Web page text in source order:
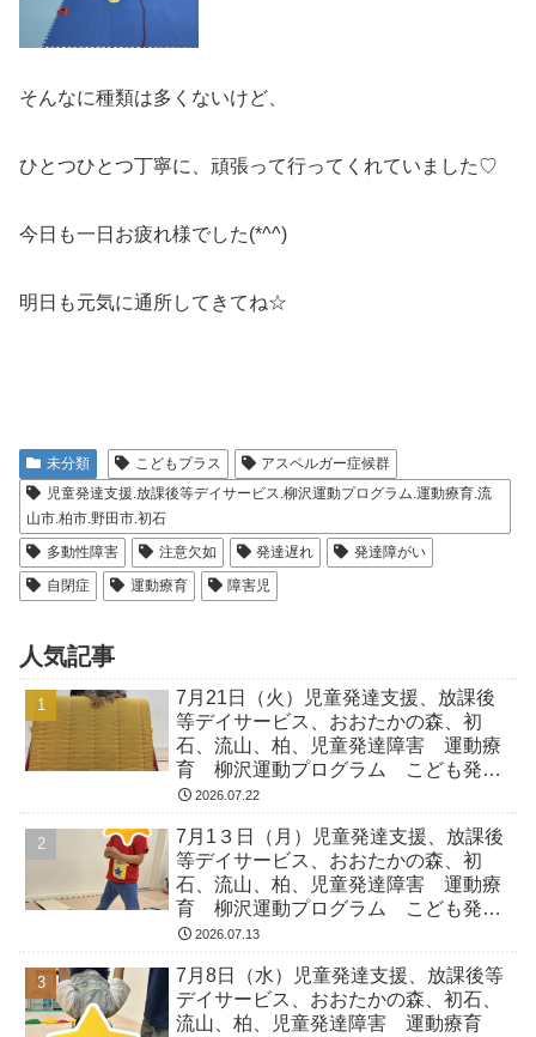
そんなに種類は多くないけど、
ひとつひとつ丁寧に、頑張って行ってくれていました♡
今日も一日お疲れ様でした(*^^)
明日も元気に通所してきてね☆
未分類 こどもプラス
アスペルガー症候群
児童発達支援.放課後等デイサービス.柳沢運動プログラム.運動療育.流
山市.柏市.野田市.初石
多動性障害
注意欠如 発達遅れ
発達障がい
自閉症
運動療育 障害児
人気記事
7月21日（火）児童発達支援、放課後
等デイサービス、おおたかの森、初
石、流山、柏、児童発達障害 運動療
育 柳沢運動プログラム こども発達
気になる 発達障害 放デイ 自閉
2026.07.22
7月1３日（月）児童発達支援、放課後
等デイサービス、おおたかの森、初
石、流山、柏、児童発達障害 運動療
育 柳沢運動プログラム こども発達
気になる 発達障害 放デイ 自閉
2026.07.13
7月8日（水）児童発達支援、放課後等
デイサービス、おおたかの森、初石、
流山、柏、児童発達障害 運動療育